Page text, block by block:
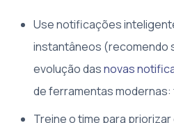
Use notificações
instantâneos (recomendo
evolução dasnovas
de ferramentas
Treine o time para